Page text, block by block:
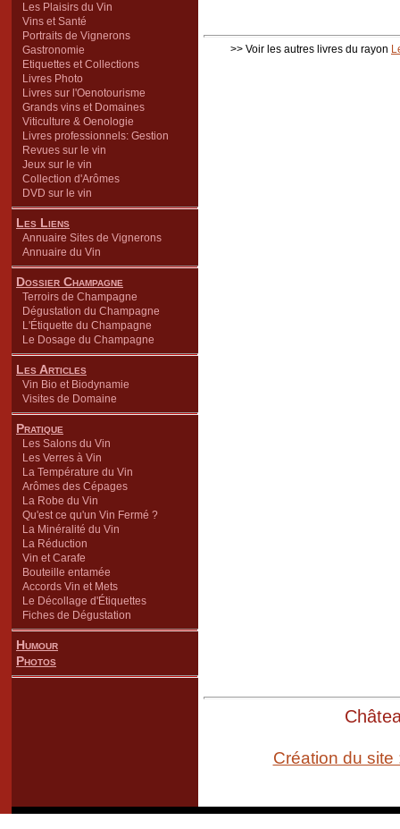
Les Plaisirs du Vin
Vins et Santé
Portraits de Vignerons
Gastronomie
Etiquettes et Collections
Livres Photo
Livres sur l'Oenotourisme
Grands vins et Domaines
Viticulture & Oenologie
Livres professionnels: Gestion
Revues sur le vin
Jeux sur le vin
Collection d'Arômes
DVD sur le vin
Les Liens
Annuaire Sites de Vignerons
Annuaire du Vin
Dossier Champagne
Terroirs de Champagne
Dégustation du Champagne
L'Étiquette du Champagne
Le Dosage du Champagne
Les Articles
Vin Bio et Biodynamie
Visites de Domaine
Pratique
Les Salons du Vin
Les Verres à Vin
La Température du Vin
Arômes des Cépages
La Robe du Vin
Qu'est ce qu'un Vin Fermé ?
La Minéralité du Vin
La Réduction
Vin et Carafe
Bouteille entamée
Accords Vin et Mets
Le Décollage d'Étiquettes
Fiches de Dégustation
Humour
Photos
>> Voir les autres livres du rayon
Création du site